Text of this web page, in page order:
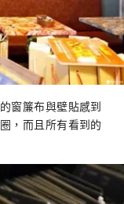
窗簾布與壁貼感到
，而且所有看到的